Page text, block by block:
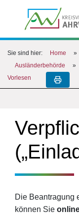
Sie sind hier: Home »
Ausländerbehörde
»
Vorlesen
Die Beantragung
können Sie